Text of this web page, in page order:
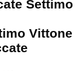
Settimo
Vittone